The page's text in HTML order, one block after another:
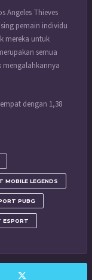
Angeles Thieves
pemain individu
mereka untuk
semua
mengalahkannya
dengan 1,38
MOBILE LEGENDS
PUBG
ESPORT